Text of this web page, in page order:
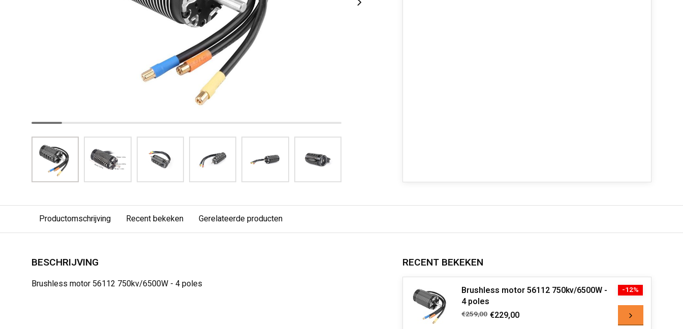
Productomschrijving Recent bekeken Gerelateerde producten
BESCHRIJVING
Brushless motor 56112 750kv/6500W - 4 poles
RECENT BEKEKEN
Brushless motor 56112 750kv/6500W -
4 poles
€259,00 €229,00
-12%